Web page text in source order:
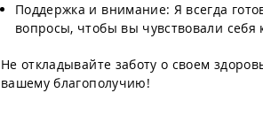
Поддержка и внимание: Я всегда
вопросы, чтобы вы чувствовали
Не откладывайте заботу о своем
вашему благополучию!